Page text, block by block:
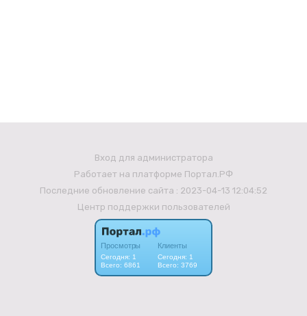
Вход для администратора
Работает на платформе Портал.РФ
Последние обновление сайта : 2023-04-13 12:04:52
Центр поддержки пользователей